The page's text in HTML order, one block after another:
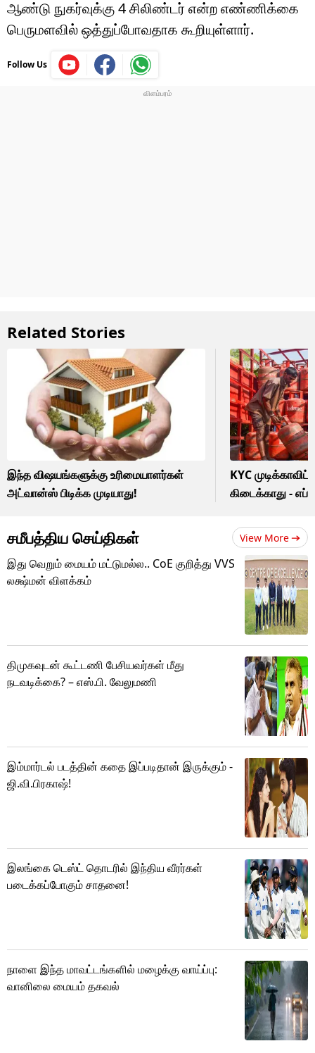
ஆண்டு நுகர்வுக்கு 4 சிலிண்டர் என்ற எண்ணிக்கை
பெருமளவில் ஒத்துப்போவதாக கூறியுள்ளார்.
Follow Us
Related Stories
இந்த விஷயங்களுக்கு உரிமையாளர்கள்
அட்வான்ஸ் பிடிக்க முடியாது!
KYC
கிடைக்காது -
சமீபத்திய செய்திகள் View More
இது வெறும் மையம் மட்டுமல்ல.. CoE குறித்து VVS
லக்ஷ்மன் விளக்கம்
திமுகவுடன் கூட்டணி பேசியவர்கள் மீது
நடவடிக்கை? – எஸ்.பி. வேலுமணி
இம்மார்டல் படத்தின் கதை இப்படிதான் இருக்கும் -
ஜி.வி.பிரகாஷ்!
இலங்கை டெஸ்ட் தொடரில் இந்திய வீரர்கள்
படைக்கப்போகும் சாதனை!
நாளை இந்த மாவட்டங்களில் மழைக்கு வாய்ப்பு:
வானிலை மையம் தகவல்